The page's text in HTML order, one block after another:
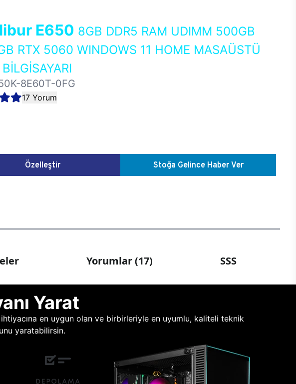
E650 8GB DDR5 RAM UDIMM 500GB
RTX 5060 WINDOWS 11 HOME MASAÜSTÜ
8E60T-0FG
17 Yorum
Özelleştir Stoğa Gelince Haber Ver
Yorumlar (17) SSS
Yarat
en uygun olan ve birbirleriyle en uyumlu, kaliteli teknik
yaratabilirsin.